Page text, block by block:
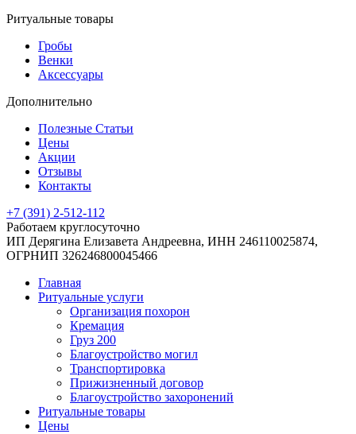
Ритуальные товары
Гробы
Венки
Аксессуары
Дополнительно
Полезные Статьи
Цены
Акции
Отзывы
Контакты
+7 (391) 2-512-112
Работаем круглосуточно
ИП Дерягина Елизавета Андреевна, ИНН 246110025874,
ОГРНИП 326246800045466
Главная
Ритуальные услуги
Организация похорон
Кремация
Груз 200
Благоустройство могил
Транспортировка
Прижизненный договор
Благоустройство захоронений
Ритуальные товары
Цены